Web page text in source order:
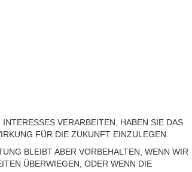
VERARBEITEN, HABEN SIE DAS
FÜR DIE ZUKUNFT EINZULEGEN.
BLEIBT ABER VORBEHALTEN, WENN WIR
ÜBERWIEGEN, ODER WENN DIE